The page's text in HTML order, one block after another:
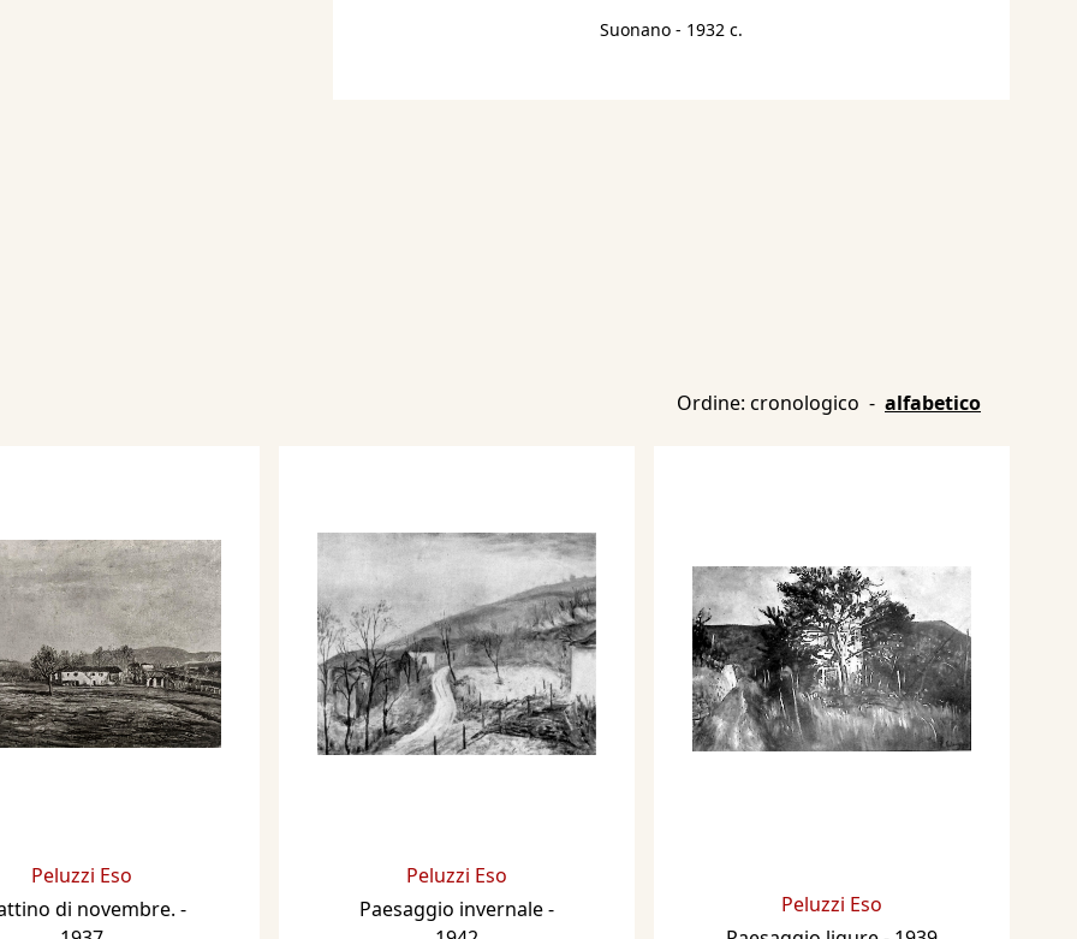
Suonano - 1932 c.
con i dipinti:
povera, Bambino
Paesaggio
estivo.
Biennale
con 5 dipinti
novembre 1937,
di Parigi, con il
1937 XV, alla
Nazionale Fascista
Spagnola.
Biennale
Ordine: cronologico - alfabetico
Peluzzi Eso
di novembre. -
Peluzzi Eso
Paesaggio invernale-
Peluzzi Eso